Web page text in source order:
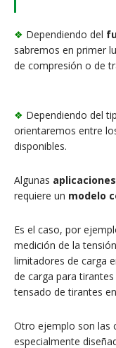
❖ Dependiendo del
sabremos en primer
de compresión o de
❖ Dependiendo del
orientaremos entre
disponibles.
Algunas aplicaciones
requiere un modelo
Es el caso, por
medición de la
limitadores de carga
de carga para
tensado de tirantes en
Otro ejemplo son las
especialmente